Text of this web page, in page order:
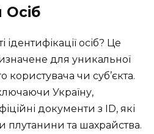
Осіб
ідентифікації осіб? Це
для уникальної
користувача чи суб’єкта.
Україну,
документи з ID, які
плутанини та шахрайства.